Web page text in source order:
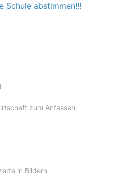
Schule abstimmen!!!
zum Anfassen
in Bildern